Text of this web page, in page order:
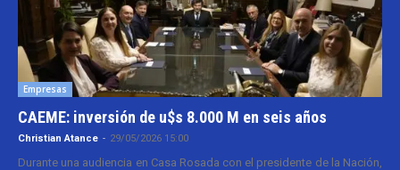
Empresas
CAEME: inversión de u$s 8.000 M en seis años
Christian Atance - 29/05/2026 15:00
Durante una audiencia en Casa Rosada con el presidente de la Nación,